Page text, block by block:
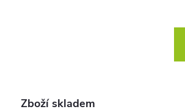
Zboží skladem